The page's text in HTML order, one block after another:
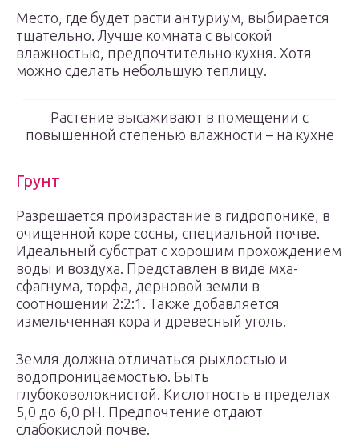
Место, где будет расти антуриум, выбирается
тщательно. Лучше комната с высокой
влажностью, предпочтительно кухня. Хотя
можно сделать небольшую теплицу.
Растение высаживают в помещении с
повышенной степенью влажности – на кухне
Грунт
Разрешается произрастание в гидропонике, в
очищенной коре сосны, специальной почве.
Идеальный субстрат с хорошим прохождением
воды и воздуха. Представлен в виде мха-
сфагнума, торфа, дерновой земли в
соотношении 2:2:1. Также добавляется
измельченная кора и древесный уголь.
Земля должна отличаться рыхлостью и
водопроницаемостью. Быть
глубоковолокнистой. Кислотность в пределах
5,0 до 6,0 рН. Предпочтение отдают
слабокислой почве.